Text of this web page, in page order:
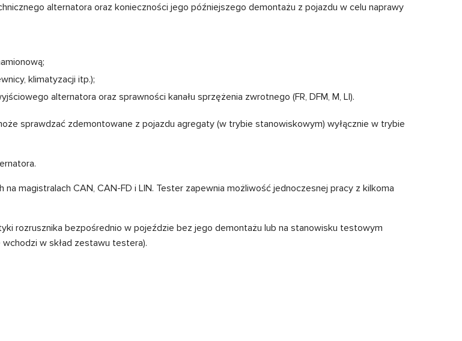
alternatora oraz konieczności jego późniejszego demontażu z pojazdu w celu naprawy
klimatyzacji itp.);
alternatora oraz sprawności kanału sprzężenia zwrotnego (FR, DFM, M, LI).
sprawdzać zdemontowane z pojazdu agregaty (w trybie stanowiskowym) wyłącznie w trybie
magistralach CAN, CAN-FD i LIN. Tester zapewnia możliwość jednoczesnej pracy z kilkoma
rozrusznika bezpośrednio w pojeździe bez jego demontażu lub na stanowisku testowym
w skład zestawu testera).